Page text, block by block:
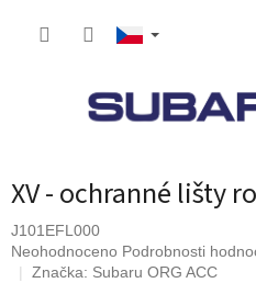
XV - ochranné lišty
J101EFL000
Průměrné
hodnocení
Neohodnoceno Podrobnosti
Značka: Subaru ORG ACC